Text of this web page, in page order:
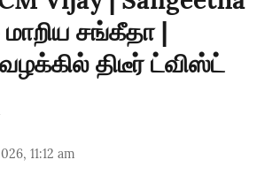
சங்கீதா |
திடீர் ட்விஸ்ட்
11:12 am